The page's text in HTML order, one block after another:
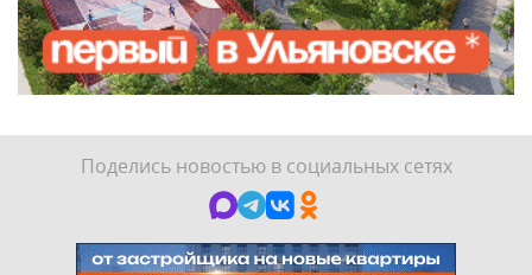
Поделись новостью в социальных сетях